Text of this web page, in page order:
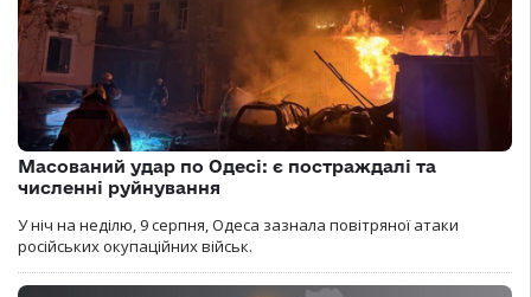
Масований удар по Одесі: є постраждалі та
численні руйнування
У ніч на неділю, 9 серпня, Одеса зазнала повітряної атаки
російських окупаційних військ.